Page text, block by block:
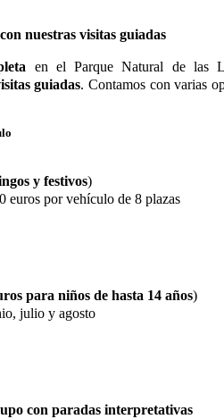
nuestras visitas guiadas
en el Parque Natural de las
guiadas. Contamos con varias
y festivos)
euros por vehículo de 8 plazas
para niños de hasta 14 años)
julio y agosto
con paradas interpretativas